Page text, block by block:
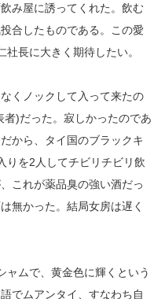
み屋に誘ってくれた。飲む
合したものである。この愛
長に大きく期待したい。
くノックして入って来たの
)だった。寂しかったのであ
から、タイ国のブラックキ
りを2人してチビリチビリ飲
これが薬品臭の強い酒だっ
無かった。結局女房は遅く
ャムで、黄金色に輝くという
でムアンタイ、すなわち自